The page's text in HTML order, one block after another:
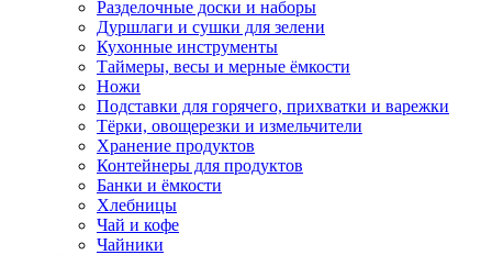
Разделочные доски и наборы
Дуршлаги и сушки для зелени
Кухонные инструменты
Таймеры, весы и мерные ёмкости
Ножи
Подставки для горячего, прихватки и варежки
Тёрки, овощерезки и измельчители
Хранение продуктов
Контейнеры для продуктов
Банки и ёмкости
Хлебницы
Чай и кофе
Чайники